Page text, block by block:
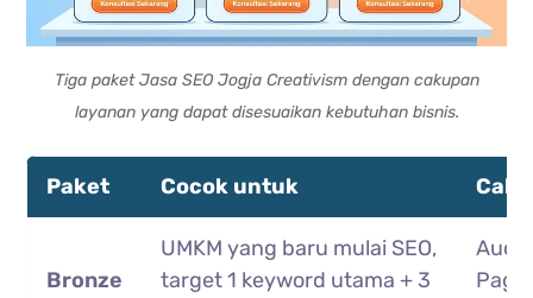
Tiga paket Jasa SEO Jogja Creativism dengan cakupan
layanan yang dapat disesuaikan kebutuhan bisnis.
Paket Cocok untuk
Bronze
UMKM yang baru mulai SEO,
target 1 keyword utama + 3